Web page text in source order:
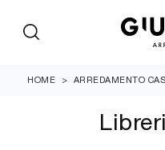
HOME > ARREDAMENTO